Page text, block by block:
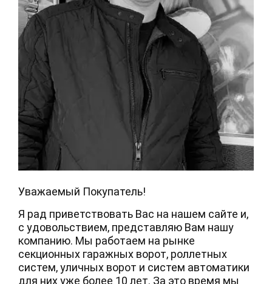
Уважаемый Покупатель!
Я рад приветствовать Вас на нашем сайте и,
с удовольствием, представляю Вам нашу
компанию. Мы работаем на рынке
секционных гаражных ворот, роллетных
систем, уличных ворот и систем автоматики
для них уже более 10 лет. За это время мы